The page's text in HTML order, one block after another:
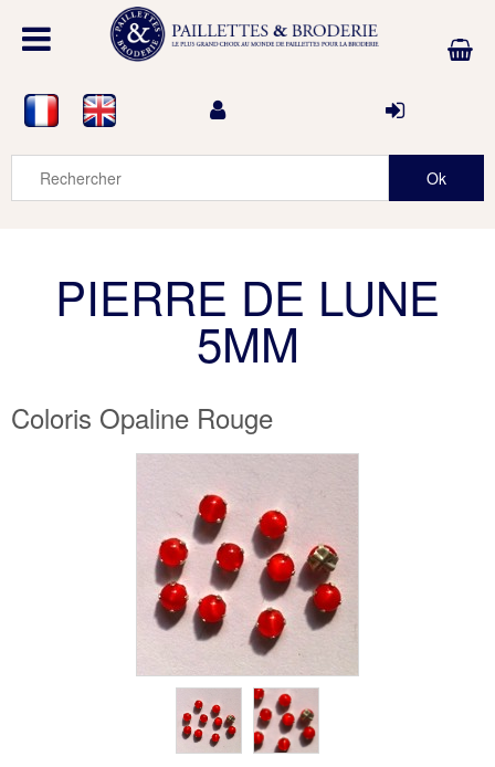
PIERRE DE LUNE
5MM
Coloris Opaline Rouge